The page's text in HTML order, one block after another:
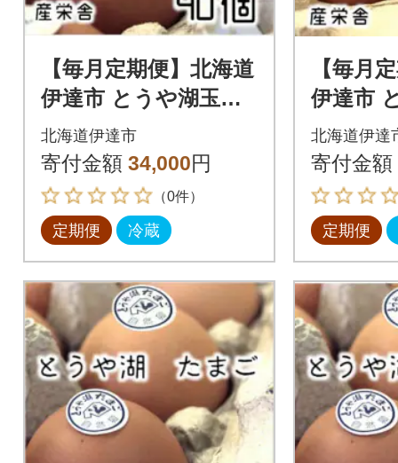
【毎月定期便】北海道
伊達市 とうや湖玉子
40個入り全3回
北海道伊達市
寄付金額 34,000円
（0件）
定期便 冷蔵
【毎月
伊達市
鉄 80個
北海道伊達
寄付金額
定期便